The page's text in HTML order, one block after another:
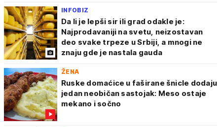
INFOBIZ
Da li je lepši sir ili grad odakle je:
Najprodavaniji na svetu, neizostavan
deo svake trpeze u Srbiji, a mnogi ne
znaju gde je nastala gauda
ŽENA
Ruske domaćice u faširane šnicle dodaju
jedan neobičan sastojak: Meso ostaje
mekano i sočno